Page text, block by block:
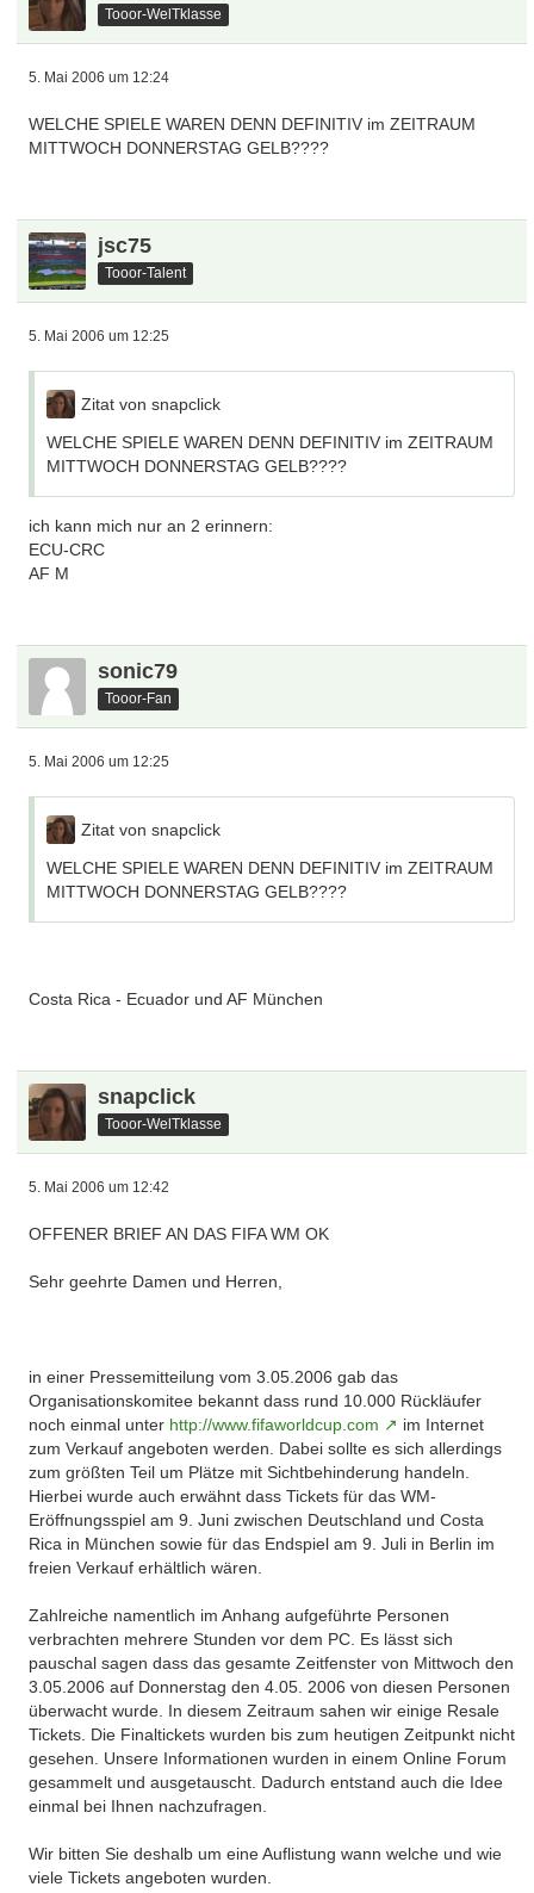
Tooor-WelTklasse
5. Mai 2006 um 12:24
WELCHE SPIELE WAREN DENN DEFINITIV im ZEITRAUM
MITTWOCH DONNERSTAG GELB????
jsc75
Tooor-Talent
5. Mai 2006 um 12:25
Zitat von snapclick
WELCHE SPIELE WAREN DENN DEFINITIV im ZEITRAUM
MITTWOCH DONNERSTAG GELB????
ich kann mich nur an 2 erinnern:
ECU-CRC
AF M
sonic79
Tooor-Fan
5. Mai 2006 um 12:25
Zitat von snapclick
WELCHE SPIELE WAREN DENN DEFINITIV im ZEITRAUM
MITTWOCH DONNERSTAG GELB????
Costa Rica - Ecuador und AF München
snapclick
Tooor-WelTklasse
5. Mai 2006 um 12:42
OFFENER BRIEF AN DAS FIFA WM OK
Sehr geehrte Damen und Herren,
in einer Pressemitteilung vom 3.05.2006 gab das
Organisationskomitee bekannt dass rund 10.000 Rückläufer
noch einmal unter http://www.fifaworldcup.com
im Internet
zum Verkauf angeboten werden. Dabei sollte es sich allerdings
zum größten Teil um Plätze mit Sichtbehinderung handeln.
Hierbei wurde auch erwähnt dass Tickets für das WM-
Eröffnungsspiel am 9. Juni zwischen Deutschland und Costa
Rica in München sowie für das Endspiel am 9. Juli in Berlin im
freien Verkauf erhältlich wären.
Zahlreiche namentlich im Anhang aufgeführte Personen
verbrachten mehrere Stunden vor dem PC. Es lässt sich
pauschal sagen dass das gesamte Zeitfenster von Mittwoch den
3.05.2006 auf Donnerstag den 4.05. 2006 von diesen Personen
überwacht wurde. In diesem Zeitraum sahen wir einige Resale
Tickets. Die Finaltickets wurden bis zum heutigen Zeitpunkt nicht
gesehen. Unsere Informationen wurden in einem Online Forum
gesammelt und ausgetauscht. Dadurch entstand auch die Idee
einmal bei Ihnen nachzufragen.
Wir bitten Sie deshalb um eine Auflistung wann welche und wie
viele Tickets angeboten wurden.